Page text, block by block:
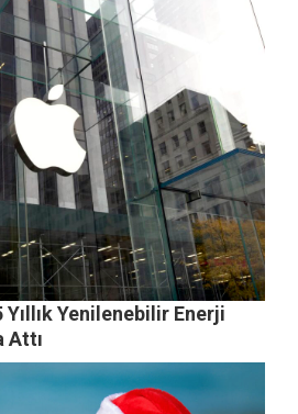
Yıllık Yenilenebilir Enerji
Attı